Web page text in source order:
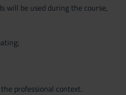
will be used during the course,
professional context.